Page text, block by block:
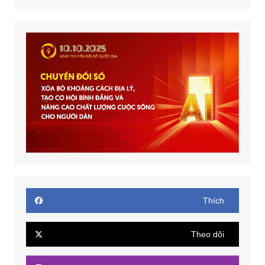
Thích
Theo dõi